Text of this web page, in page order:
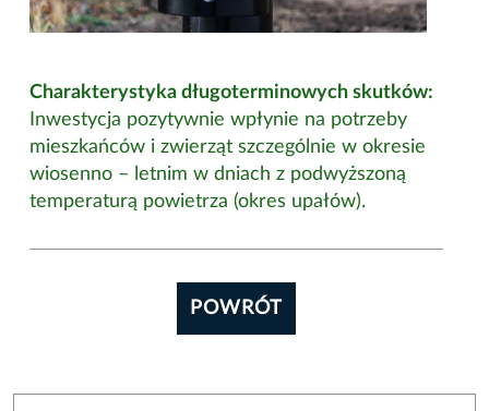
Charakterystyka długoterminowych skutków:
Inwestycja pozytywnie wpłynie na potrzeby
mieszkańców i zwierząt szczególnie w okresie
wiosenno – letnim w dniach z podwyższoną
temperaturą powietrza (okres upałów).
POWRÓT